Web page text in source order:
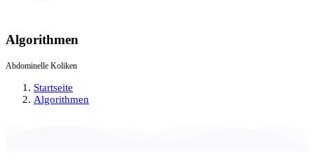
Algorithmen
Abdominelle Koliken
Startseite
Algorithmen